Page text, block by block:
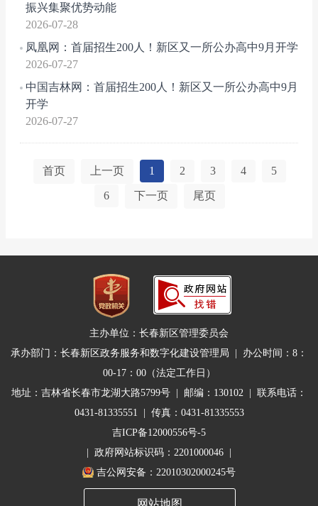
振兴集聚优势动能
2026-07-28
凤凰网：首届招生200人！新区又一所公办高中9月开学
2026-07-27
中国吉林网：首届招生200人！新区又一所公办高中9月
开学
2026-07-27
首页 上一页 1 2 3 4 5
6 下一页 尾页
主办单位：长春新区管理委员会
承办部门：长春新区政务服务和数字化建设管理局 | 办公时间：8：
00-17：00（法定工作日）
地址：吉林省长春市龙湖大路5799号 | 邮编：130102 | 联系电话：
0431-81335551 | 传真：0431-81335553
吉ICP备12000556号-5
| 政府网站标识码：2201000046 |
吉公网安备：22010302000245号
网站地图